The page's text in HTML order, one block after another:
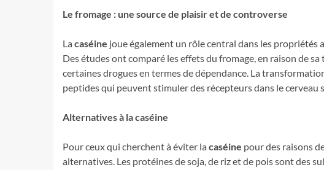
Le fromage : une source de plaisir et de controverse
La caséine joue également un rôle central dans les propriétés
Des études ont comparé les effets du fromage, en raison de
certaines drogues en termes de dépendance. La
peptides qui peuvent stimuler des récepteurs dans le cerveau
Alternatives à la caséine
Pour ceux qui cherchent à éviter la caséine pour des raisons
alternatives. Les protéines de soja, de riz et de pois sont des